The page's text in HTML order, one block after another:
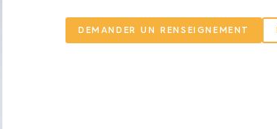
DEMANDER UN RENSEIGNEMENT